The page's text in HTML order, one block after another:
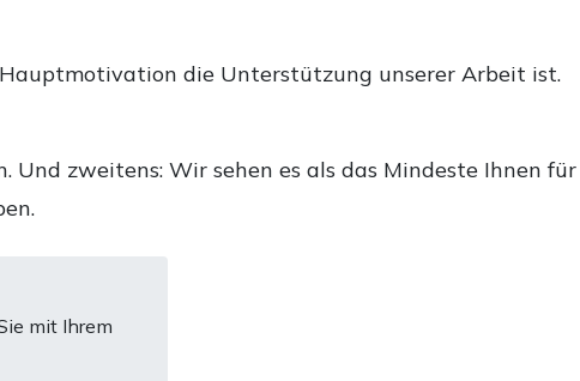
die Unterstützung unserer Arbeit ist.
zweitens: Wir sehen es als das Mindeste Ihnen für
mit Ihrem